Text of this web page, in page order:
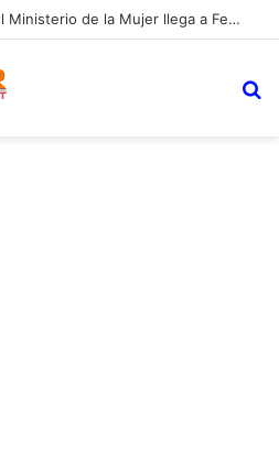
Consulta a hombres del Ministerio de la Mujer llega a Fedomu